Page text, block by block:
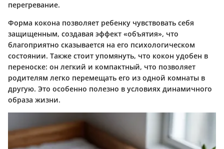
перегревание.
Форма кокона позволяет ребенку чувствовать себя
защищенным, создавая эффект «объятия», что
благоприятно сказывается на его психологическом
состоянии. Также стоит упомянуть, что кокон удобен в
переноске: он легкий и компактный, что позволяет
родителям легко перемещать его из одной комнаты в
другую. Это особенно полезно в условиях динамичного
образа жизни.